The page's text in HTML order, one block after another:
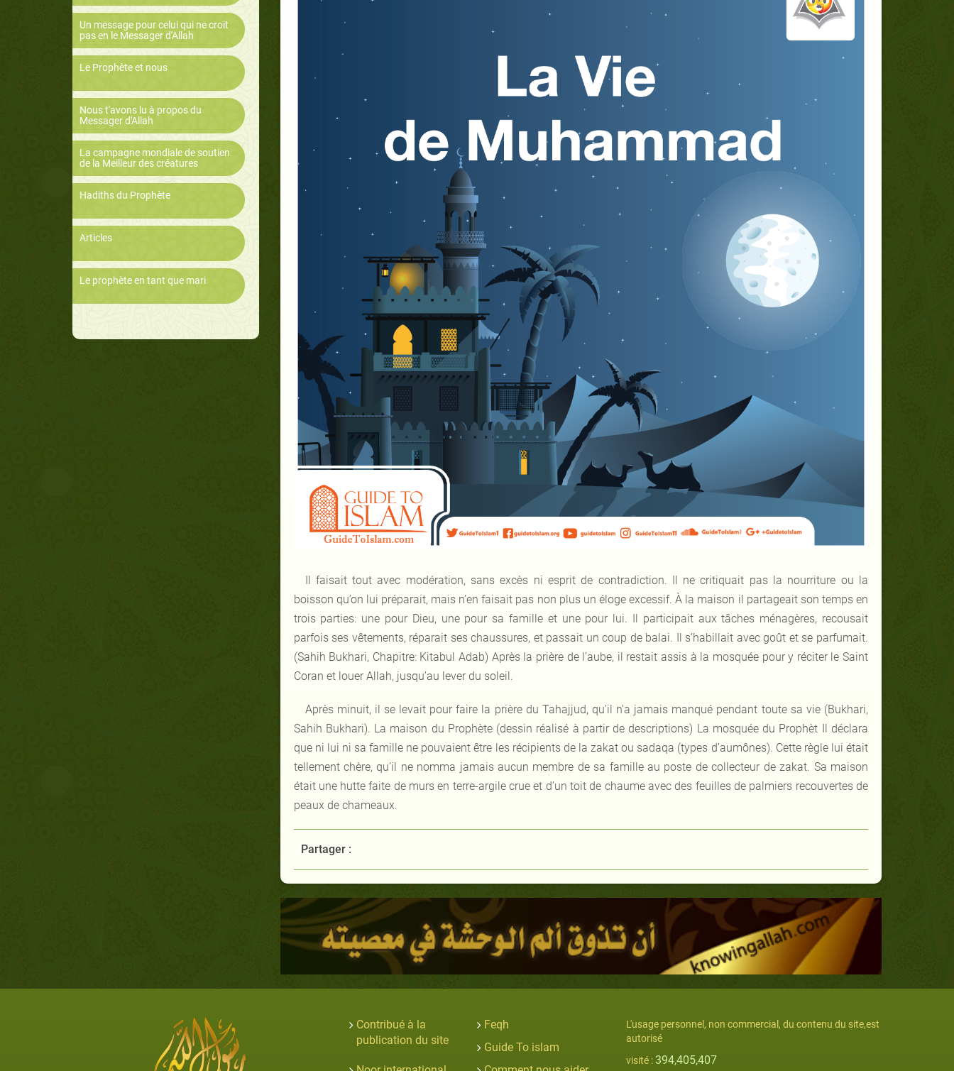
Un message pour celui qui ne croit
pas en le Messager d'Allah
Le Prophète et nous
Nous t'avons lu à propos du
Messager d'Allah
La campagne mondiale de soutien
de la Meilleur des créatures
Hadiths du Prophète
Articles
Le prophète en tant que mari
Il faisait tout avec modération, sans excès ni esprit de contradiction. Il ne critiquait pas la nourriture ou la
boisson qu’on lui préparait, mais n’en faisait pas non plus un éloge excessif. À la maison il partageait son temps en
trois parties: une pour Dieu, une pour sa famille et une pour lui. Il participait aux tâches ménagères, recousait
parfois ses vêtements, réparait ses chaussures, et passait un coup de balai. Il s’habillait avec goût et se parfumait.
(Sahih Bukhari, Chapitre: Kitabul Adab) Après la prière de l’aube, il restait assis à la mosquée pour y réciter le Saint
Coran et louer Allah, jusqu’au lever du soleil.
Après minuit, il se levait pour faire la prière du Tahajjud, qu’il n’a jamais manqué pendant toute sa vie (Bukhari,
Sahih Bukhari). La maison du Prophète (dessin réalisé à partir de descriptions) La mosquée du Prophèt Il déclara
que ni lui ni sa famille ne pouvaient être les récipients de la zakat ou sadaqa (types d’aumônes). Cette règle lui était
tellement chère, qu’il ne nomma jamais aucun membre de sa famille au poste de collecteur de zakat. Sa maison
était une hutte faite de murs en terre-argile crue et d’un toit de chaume avec des feuilles de palmiers recouvertes de
peaux de chameaux.
Partager :
Contribué à la
publication du site
Feqh
Guide To islam
L'usage personnel, non commercial, du contenu du site,est
autorisé
visité : 394,405,407